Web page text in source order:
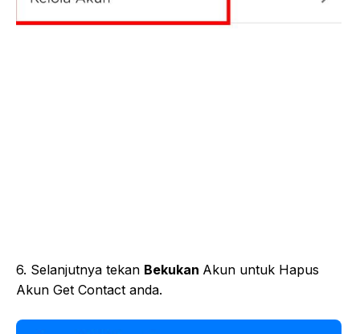
6. Selanjutnya tekan Bekukan Akun untuk Hapus
Akun Get Contact anda.